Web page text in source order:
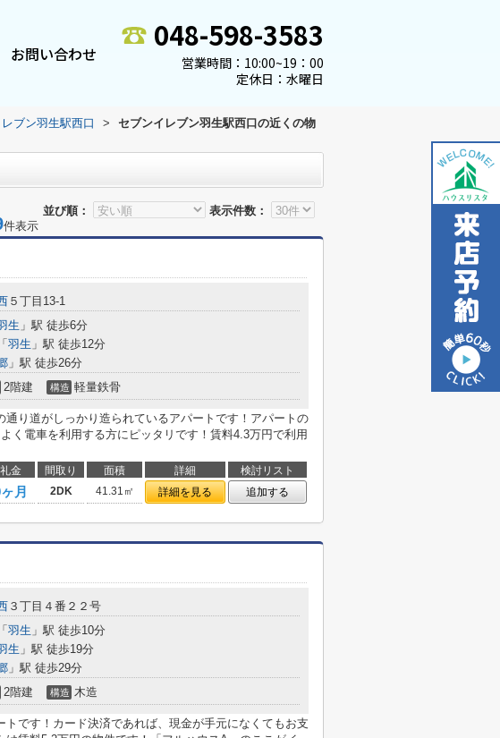
お問い合わせ
048-598-3583
営業時間：10:00~19：00
定休日：水曜日
ブン羽生駅西口 >
セブンイレブン羽生駅西口の近くの物
並び順：
表示件数：
件表示
５丁目13-1
生 」駅 徒歩6分
「 羽生 」駅 徒歩12分
」駅 徒歩26分
2階建 構造 軽量鉄骨
通り道がしっかり造られているアパートです！アパートの
く電車を利用する方にピッタリです！賃料4.3万円で利用
礼金 間取り 面積 詳細
検討リスト
月 2DK 41.31㎡ 詳細を見る 追加する
３丁目４番２２号
「 羽生 」駅 徒歩10分
生 」駅 徒歩19分
」駅 徒歩29分
2階建 構造 木造
トです！カード決済であれば、現金が手元になくてもお支